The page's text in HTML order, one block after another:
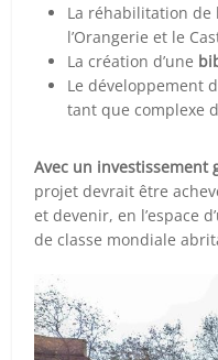
La réhabilitation
l’Orangerie et le
La création d’une
Le développement
tant que complexe
Avec un investissement
projet devrait être
et devenir, en l’espace
de classe mondiale